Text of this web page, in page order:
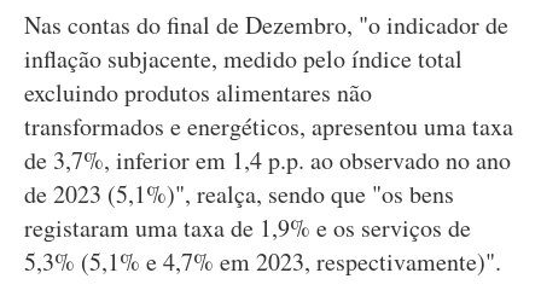
Nas contas do final de Dezembro, "o indicador de
inflação subjacente, medido pelo índice total
excluindo produtos alimentares não
transformados e energéticos, apresentou uma taxa
de 3,7%, inferior em 1,4 p.p. ao observado no ano
de 2023 (5,1%)", realça, sendo que "os bens
registaram uma taxa de 1,9% e os serviços de
5,3% (5,1% e 4,7% em 2023, respectivamente)".